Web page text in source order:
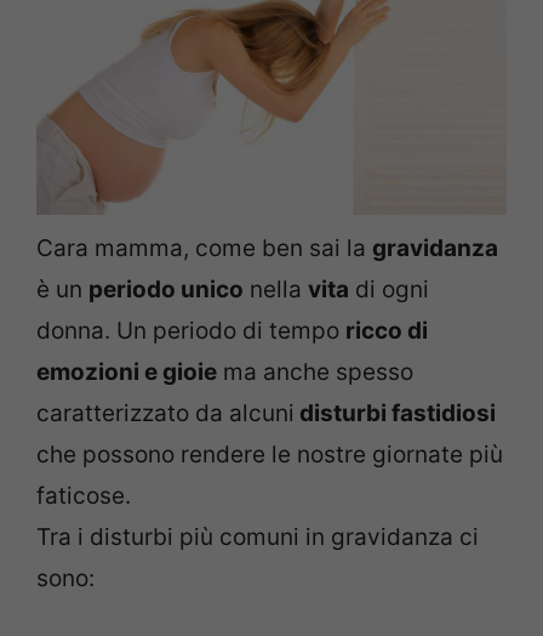
Cara mamma, come ben sai la gravidanza
è un periodo unico nella vita di ogni
donna. Un periodo di tempo ricco di
emozioni e gioie ma anche spesso
caratterizzato da alcuni disturbi fastidiosi
che possono rendere le nostre giornate più
faticose.
Tra i disturbi più comuni in gravidanza ci
sono: